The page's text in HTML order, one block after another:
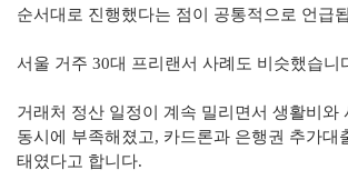
순서대로 진행했다는 점이 공통적으로 언급
서울 거주 30대 프리랜서 사례도 비슷했습니
거래처 정산 일정이 계속 밀리면서 생활비와
동시에 부족해졌고, 카드론과 은행권 추가대
태였다고 합니다.